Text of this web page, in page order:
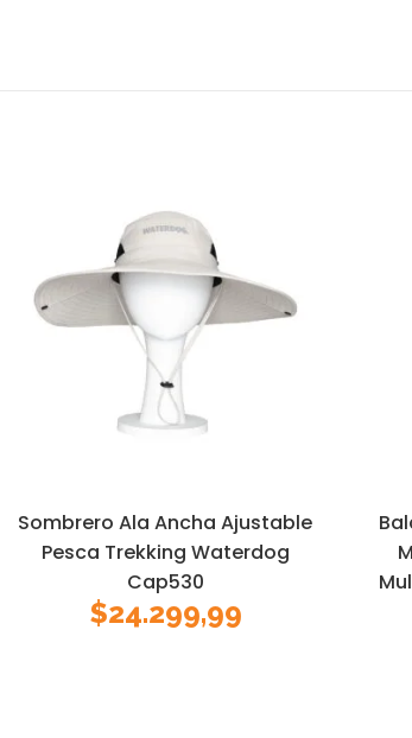
Sombrero Ala Ancha Ajustable
Pesca Trekking Waterdog
Cap530
$24.299,99